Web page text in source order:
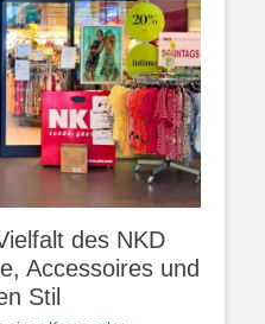
des NKD
Accessoires und
Stil